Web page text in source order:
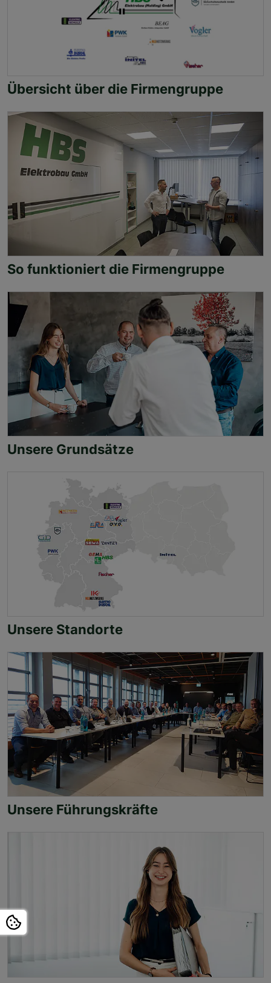
Übersicht über die Firmengruppe
So funktioniert die Firmengruppe
Unsere Grundsätze
Unsere Standorte
Unsere Führungskräfte